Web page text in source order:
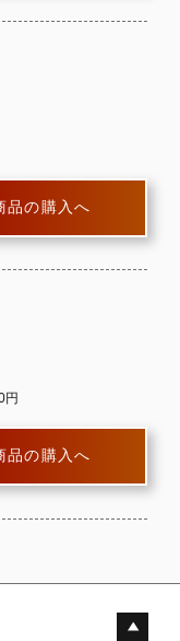
品の購入へ
円
品の購入へ